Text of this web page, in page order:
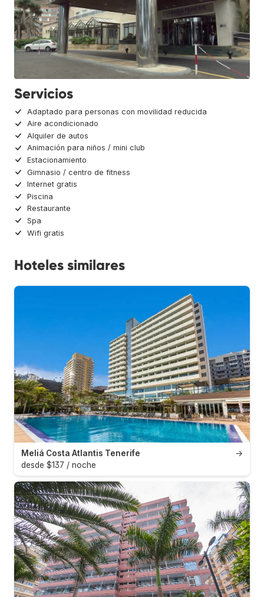
Servicios
Adaptado para personas con movilidad reducida
Aire acondicionado
Alquiler de autos
Animación para niños / mini club
Estacionamiento
Gimnasio / centro de fitness
Internet gratis
Piscina
Restaurante
Spa
Wifi gratis
Hoteles similares
→
Meliá Costa Atlantis Tenerife
desde $137 / noche